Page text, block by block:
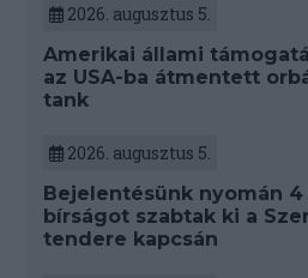
2026. augusztus 5.
Amerikai állami
az USA-ba átmentett
tank
2026. augusztus 5.
Bejelentésünk nyomán
bírságot szabtak ki a
tendere kapcsán